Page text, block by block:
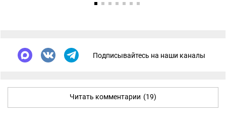
Подписывайтесь на наши каналы
Читать комментарии (19)